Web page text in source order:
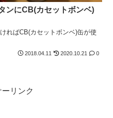
ンにCB(カセットボンベ)
ればCB(カセットボンベ)缶が使
2018.04.11 2020.10.21 0
リンク